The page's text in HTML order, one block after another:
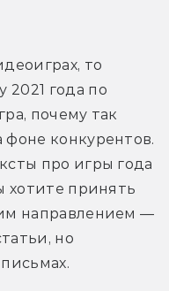
то
года по
почему так
конкурентов.
хотите принять
направлением —
но